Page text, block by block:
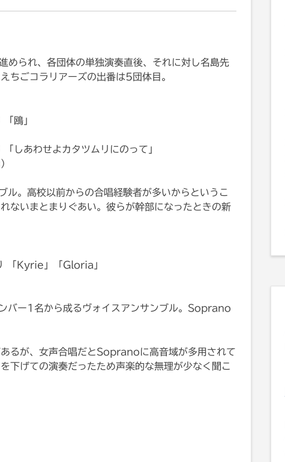
られ、各団体の単独演奏直後、それに対し名島先
ちごコラリアーズの出番は5団体目。
鴎」
しあわせよカタツムリにのって」
。高校以前からの合唱経験者が多いからというこ
ないまとまりぐあい。彼らが幹部になったときの新
Kyrie」「Gloria」
バー1名から成るヴォイスアンサンブル。Soprano
るが、女声合唱だとSopranoに高音域が多用されて
下げての演奏だったため声楽的な無理が少なく聞こ